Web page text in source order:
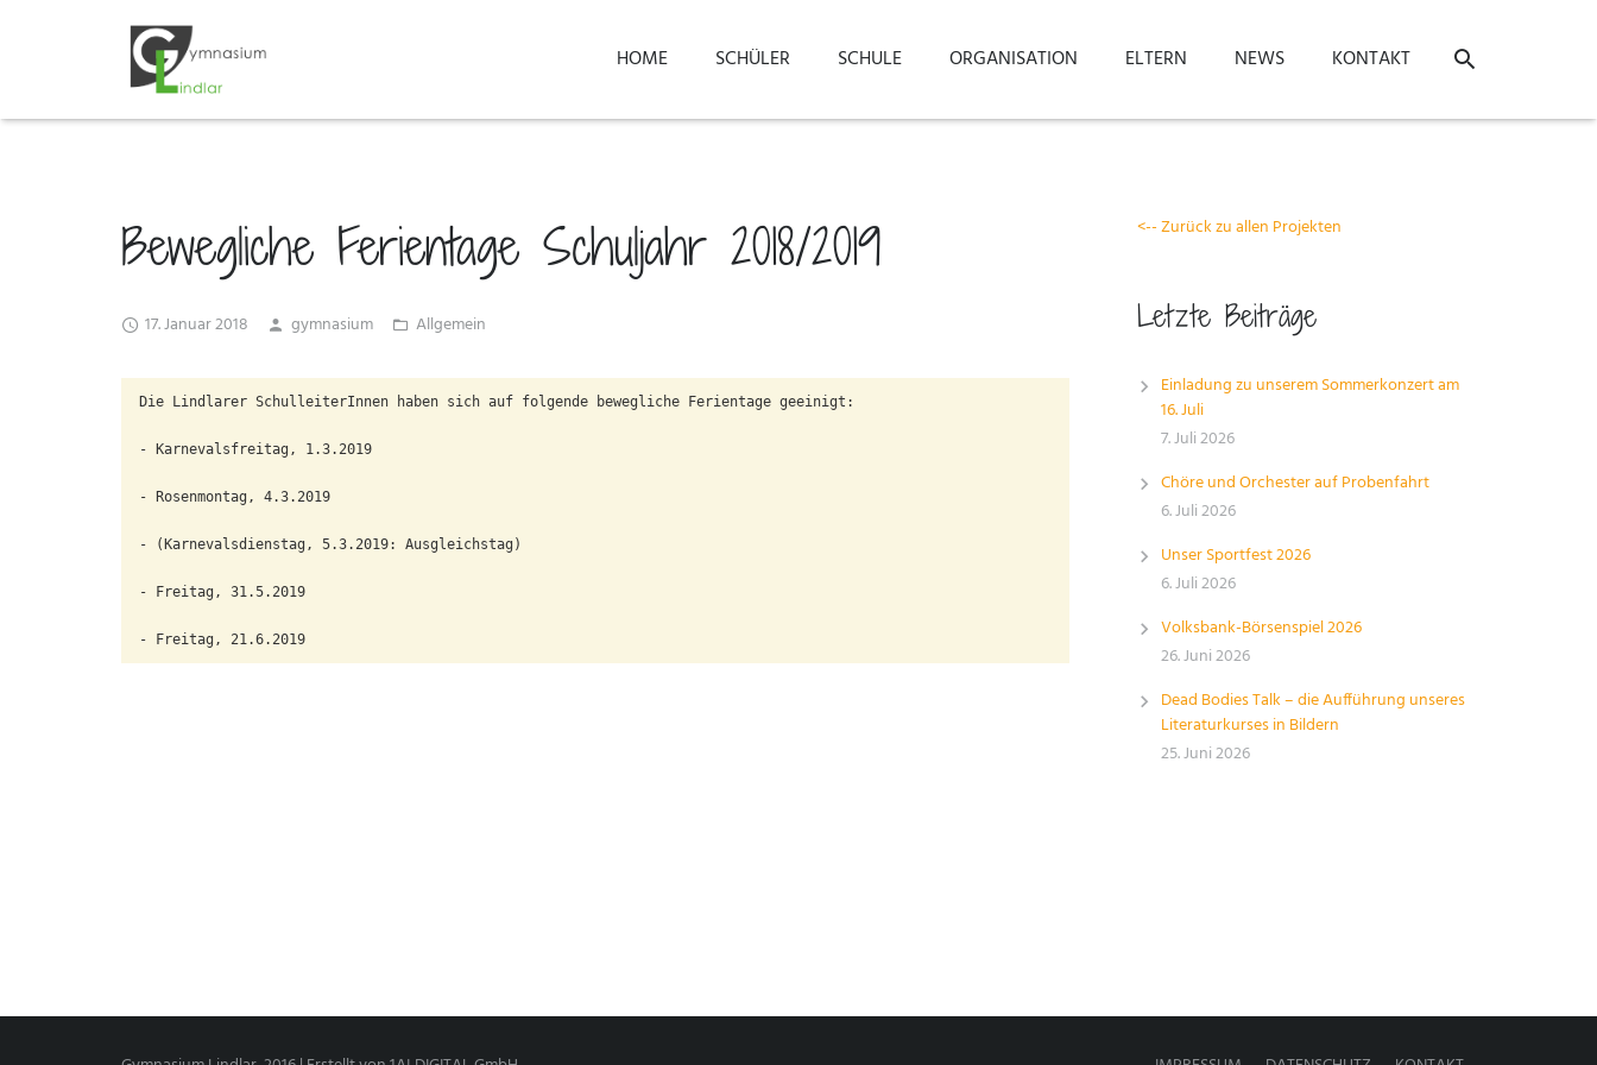
HOME SCHÜLER SCHULE ORGANISATION ELTERN NEWS KONTAKT
Bewegliche Ferientage Schuljahr 2018/2019
17. Januar 2018 gymnasium Allgemein
Die Lindlarer SchulleiterInnen haben sich auf folgende bewegliche Ferientage geeinigt:
- Karnevalsfreitag, 1.3.2019
- Rosenmontag, 4.3.2019
- (Karnevalsdienstag, 5.3.2019: Ausgleichstag)
- Freitag, 31.5.2019
- Freitag, 21.6.2019
<-- Zurück zu allen Projekten
Letzte Beiträge
Einladung zu unserem Sommerkonzert am
16. Juli
7. Juli 2026
Chöre und Orchester auf Probenfahrt
6. Juli 2026
Unser Sportfest 2026
6. Juli 2026
Volksbank-Börsenspiel 2026
26. Juni 2026
Dead Bodies Talk – die Aufführung unseres
Literaturkurses in Bildern
25. Juni 2026